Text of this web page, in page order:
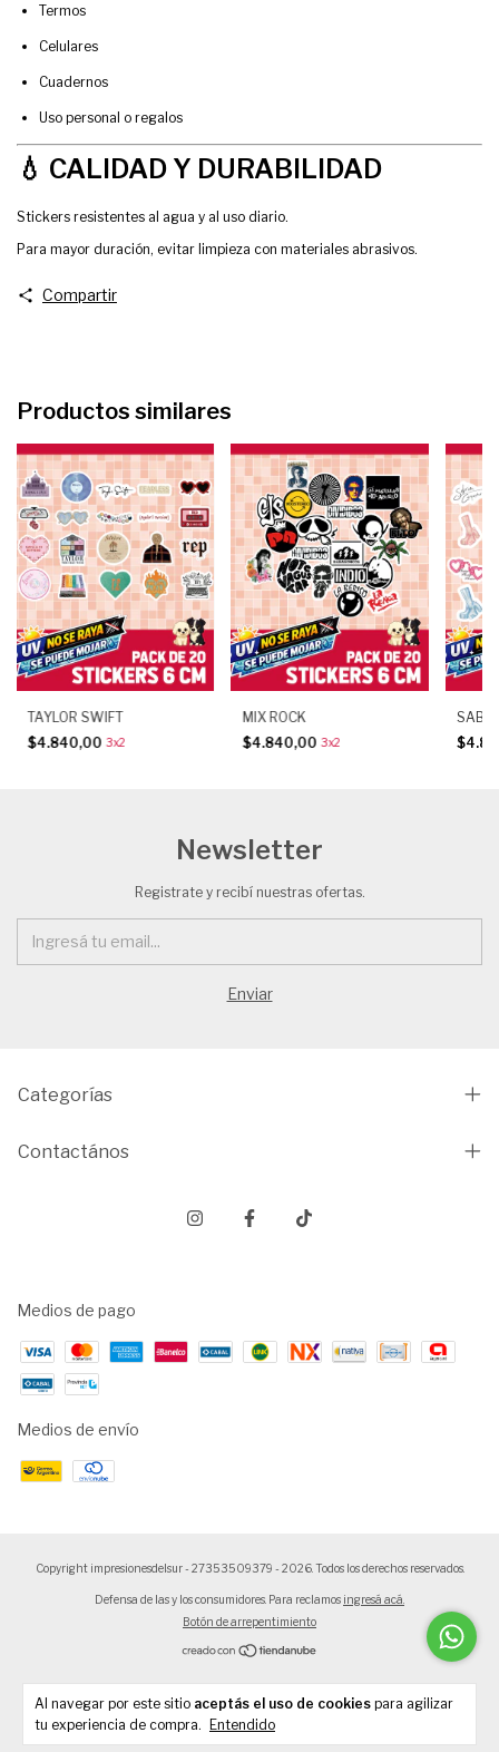
Al navegar por este sitio aceptás el uso de cookies para agilizar
tu experiencia de compra.
Entendido
Termos
Celulares
Cuadernos
Uso personal o regalos
💧 CALIDAD Y DURABILIDAD
Stickers resistentes al agua y al uso diario.
Para mayor duración, evitar limpieza con materiales abrasivos.
Compartir
Productos similares
TAYLOR SWIFT
$4.840,00 3x2
MIX ROCK
$4.840,00 3x2
Newsletter
Registrate y recibí nuestras ofertas.
Categorías
Contactános
Medios de pago
Medios de envío
Copyright impresionesdelsur - 27353509379 - 2026. Todos los derechos reservados.
Defensa de las y los consumidores. Para reclamos ingresá acá.
Botón de arrepentimiento